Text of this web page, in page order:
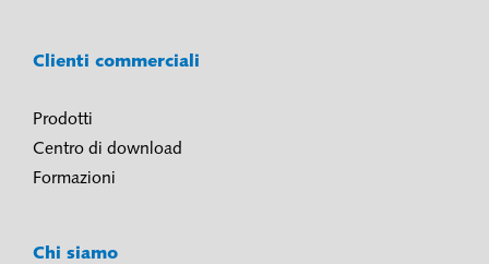
Clienti commerciali
Prodotti
Centro di download
Formazioni
Chi siamo